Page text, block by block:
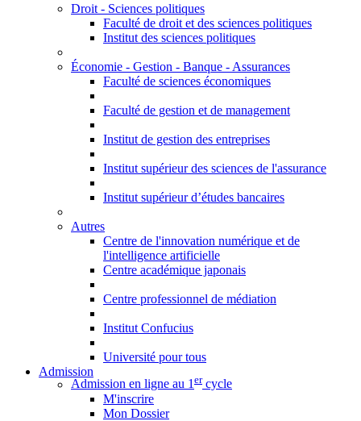
Droit - Sciences politiques
Faculté de droit et des sciences politiques
Institut des sciences politiques
Économie - Gestion - Banque - Assurances
Faculté de sciences économiques
Faculté de gestion et de management
Institut de gestion des entreprises
Institut supérieur des sciences de l'assurance
Institut supérieur d’études bancaires
Autres
Centre de l'innovation numérique et de
l'intelligence artificielle
Centre académique japonais
Centre professionnel de médiation
Institut Confucius
Université pour tous
Admission
Admission en ligne au 1ercycle
M'inscrire
Mon Dossier